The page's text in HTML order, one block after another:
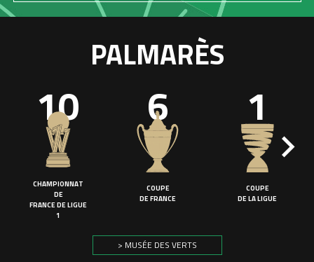
PALMARÈS
10
CHAMPIONNAT
DE
FRANCE DE LIGUE
1
6
COUPE
DE FRANCE
1
COUPE
DE LA LIGUE
> MUSÉE DES VERTS